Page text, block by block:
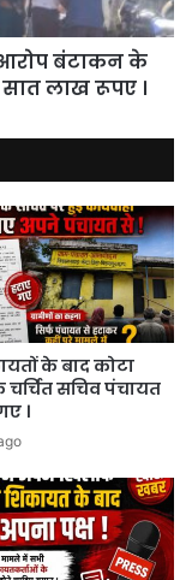
बंटाकन के
लाख रूपए ।
के बाद कोटा
सचिव पंचायत
।